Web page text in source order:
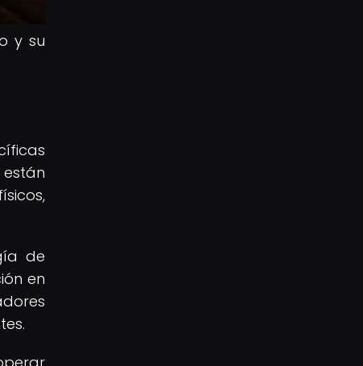
y su
de
en